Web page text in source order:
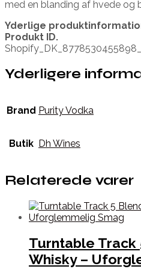
med en blanding af hvede og
Yderlige
Produkt ID.
Yderligere
Brand Purity Vodka
Butik Dh Wines
Relaterede varer
Turntable Track
Whisky –